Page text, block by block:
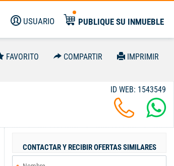
USUARIO PUBLIQUE SU INMUEBLE
FAVORITO COMPARTIR IMPRIMIR
ID WEB: 1543549
CONTACTAR Y RECIBIR OFERTAS SIMILARES